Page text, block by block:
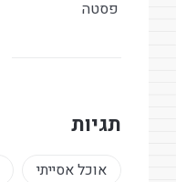
פסטה
תגיות
אוכל אסייתי